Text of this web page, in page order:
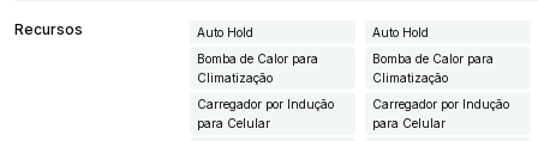
Recursos
Auto Hold
Bomba de Calor para
Climatização
Carregador por Indução
para Celular
Auto Hold
Bomba de Calor para
Climatização
Carregador por Indução
para Celular